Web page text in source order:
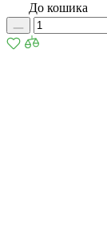
До кошика